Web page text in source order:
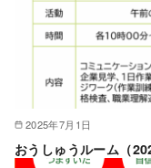
2025年7月1日
おうしゅうルーム（